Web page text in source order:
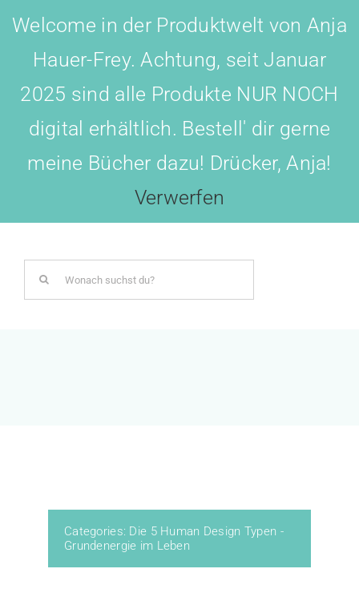
Welcome in der Produktwelt von Anja
Hauer-Frey. Achtung, seit Januar
2025 sind alle Produkte NUR NOCH
digital erhältlich. Bestell' dir gerne
meine Bücher dazu! Drücker, Anja!
Verwerfen
content
Search
for:
BOTSCHAFTER WERDEN!
Categories: Die 5 Human Design Typen -
Grundenergie im Leben